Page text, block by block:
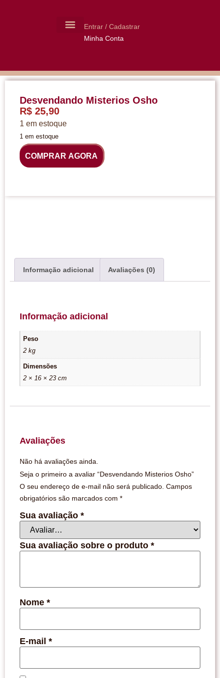
Entrar / Cadastrar
Minha Conta
Informação adicional Avaliações (0)
Informação adicional
Peso
2 kg
Dimensões
2 × 16 × 23 cm
Avaliações
Não há avaliações ainda.
Seja o primeiro a avaliar “Desvendando Misterios Osho”
O seu endereço de e-mail não será publicado. Campos
obrigatórios são marcados com *
Sua avaliação *
Sua avaliação sobre o produto *
Nome *
E-mail *
Desvendando Misterios Osho
R$ 25,90
1 em estoque
1 em estoque
COMPRAR AGORA